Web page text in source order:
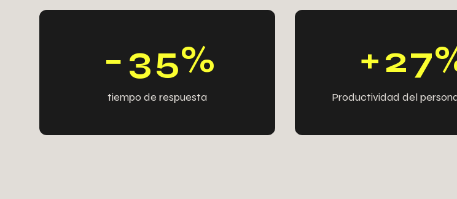
4
−
4
3
0
5
0
%
tiempo de respuesta
4
+
1
2
4
7
Productividad del